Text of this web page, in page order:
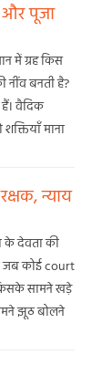
और पूजा
में ग्रह किस
नींव बनती है?
वैदिक
माना
न्याय
के देवता की
जब कोई court
सामने खड़े
झूठ बोलने